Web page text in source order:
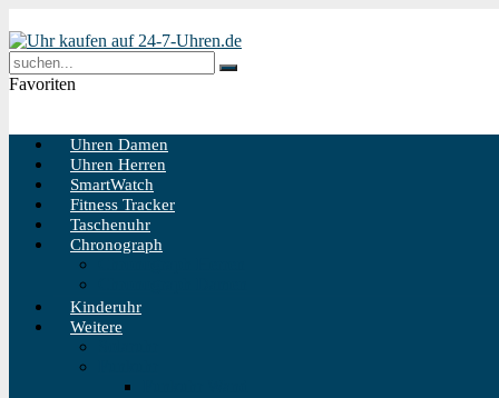
Favoriten
Uhren Damen
Uhren Herren
SmartWatch
Fitness Tracker
Taschenuhr
Chronograph
Kinderuhr
Weitere